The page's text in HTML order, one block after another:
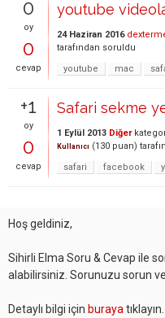
0
oy
0
cevap
youtube
24 Haziran 2016
tarafından soruldu
youtube
mac
+1
oy
0
cevap
Safari sekme
1 Eylül 2013 Diğer
Kullanıcı (130 puan)
safari
facebook
Hoş geldiniz,
Sihirli Elma Soru & Cevap ile
alabilirsiniz. Sorunuzu sorun
Detaylı bilgi için buraya tıklayın.